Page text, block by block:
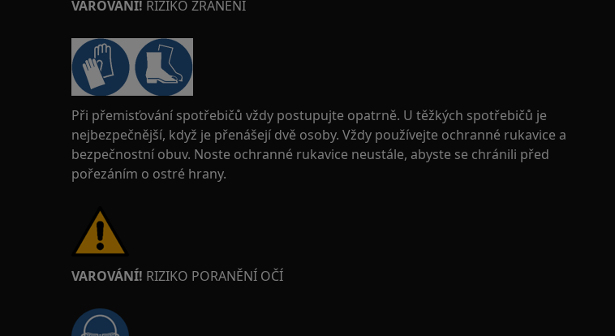
VAROVÁNÍ! RIZIKO ZRANĚNÍ
Při přemisťování spotřebičů vždy postupujte opatrně. U těžkých spotřebičů je
nejbezpečnější, když je přenášejí dvě osoby. Vždy používejte ochranné rukavice a
bezpečnostní obuv. Noste ochranné rukavice neustále, abyste se chránili před
pořezáním o ostré hrany.
VAROVÁNÍ! RIZIKO PORANĚNÍ OČÍ